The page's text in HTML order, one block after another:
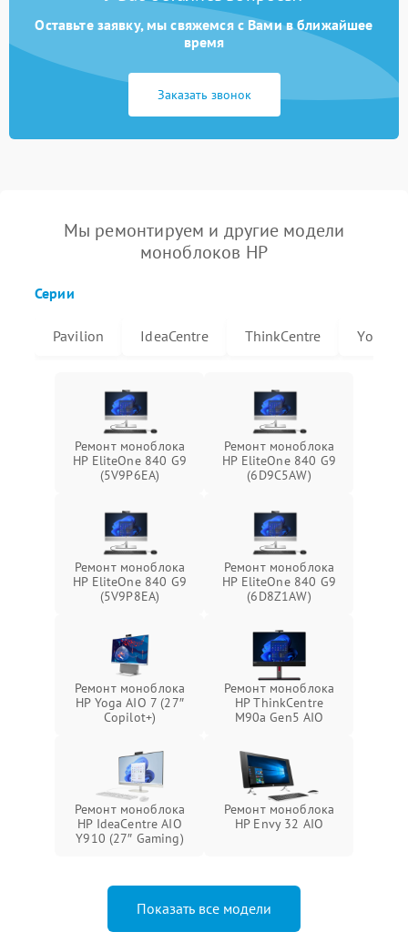
Оставьте заявку, мы свяжемся с Вами в ближайшее
время
Заказать звонок
Мы ремонтируем и другие модели
моноблоков HP
Серии
Pavilion IdeaCentre ThinkCentre Yoga
Ремонт моноблока
HP EliteOne 840 G9
(5V9P6EA)
Ремонт моноблока
HP EliteOne 840 G9
(6D9C5AW)
Ремонт моноблока
HP EliteOne 840 G9
(5V9P8EA)
Ремонт моноблока
HP EliteOne 840 G9
(6D8Z1AW)
Ремонт моноблока
HP Yoga AIO 7 (27″
Copilot+)
Ремонт моноблока
HP ThinkCentre
M90a Gen5 AIO
Ремонт моноблока
HP IdeaCentre AIO
Y910 (27″ Gaming)
Ремонт моноблока
HP Envy 32 AIO
Показать все модели